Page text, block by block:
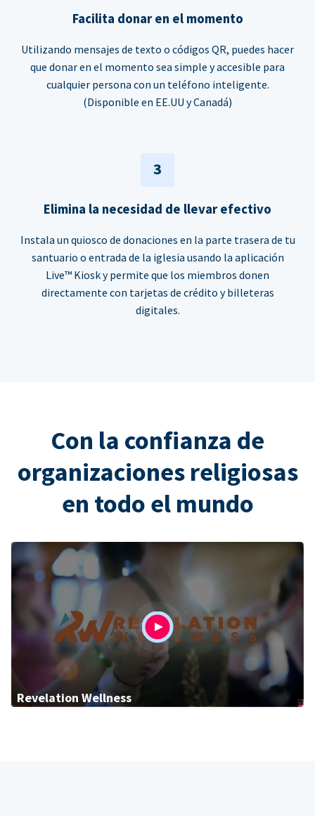
Facilita donar en el momento
Utilizando mensajes de texto o códigos QR, puedes hacer
que donar en el momento sea simple y accesible para
cualquier persona con un teléfono inteligente.
(Disponible en EE.UU y Canadá)
3
Elimina la necesidad de llevar efectivo
Instala un quiosco de donaciones en la parte trasera de tu
santuario o entrada de la iglesia usando la aplicación
Live™ Kiosk y permite que los miembros donen
directamente con tarjetas de crédito y billeteras
digitales.
Con la confianza de
organizaciones religiosas
en todo el mundo
Revelation Wellness